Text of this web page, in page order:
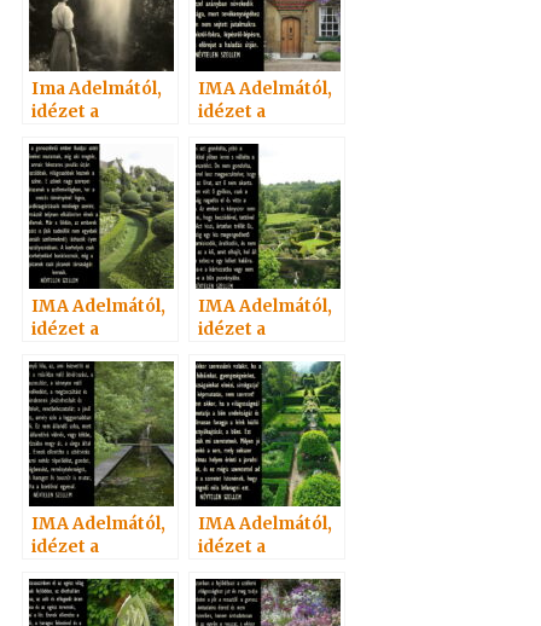
Ima Adelmától,
idézet a
Szellemtől 87.
IMA Adelmától,
idézet a
Szellemtől 55.
IMA Adelmától,
idézet a
Szellemtől 6.
IMA Adelmától,
idézet a
Szellemtől 17.
IMA Adelmától,
idézet a
Szellemtől 11.
IMA Adelmától,
idézet a
Szellemtől 15.